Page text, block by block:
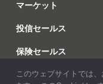
マーケット
投信セールス
保険セールス
調査
このウェブサイトでは